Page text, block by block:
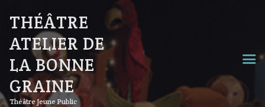
THÉÂTRE
ATELIER DE
LA BONNE
GRAINE
Théâtre Jeune Public